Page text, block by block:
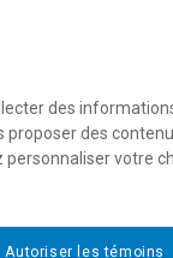
des
des
votre
Autoriser les témoins